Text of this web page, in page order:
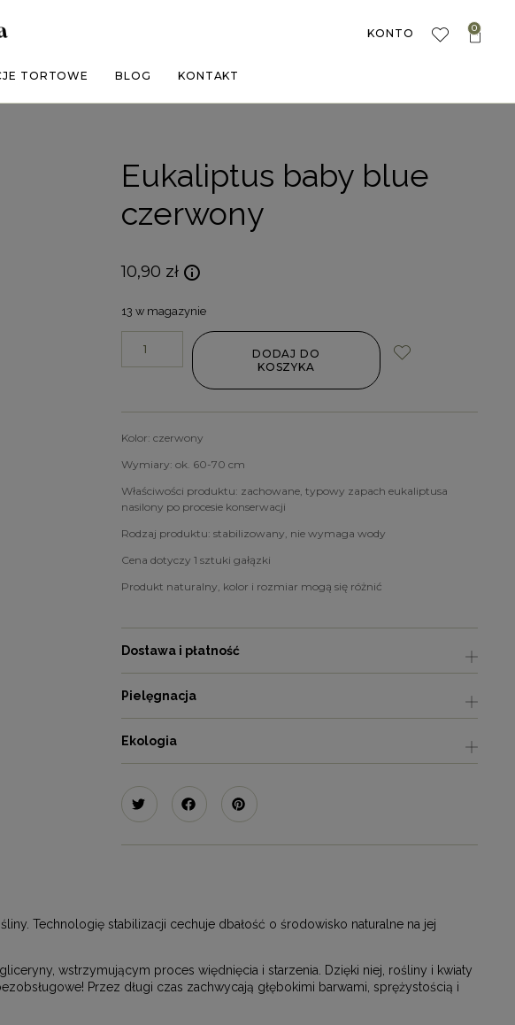
TORTOWE BLOG KONTAKT
KONTO 0
Eukaliptus baby blue
czerwony
10,90 zł
13 w magazynie
DODAJ DO
KOSZYKA
Kolor: czerwony
Wymiary: ok. 60-70 cm
Właściwości produktu: zachowane, typowy zapach eukaliptusa
nasilony po procesie konserwacji
Rodzaj produktu: stabilizowany, nie wymaga wody
Cena dotyczy 1 sztuki gałązki
Produkt naturalny, kolor i rozmiar mogą się różnić
Dostawa i płatność
Pielęgnacja
Ekologia
Technologię stabilizacji cechuje dbałość o środowisko naturalne na jej
wstrzymującym proces więdnięcia i starzenia. Dzięki niej, rośliny i kwiaty
Przez długi czas zachwycają głębokimi barwami, sprężystością i